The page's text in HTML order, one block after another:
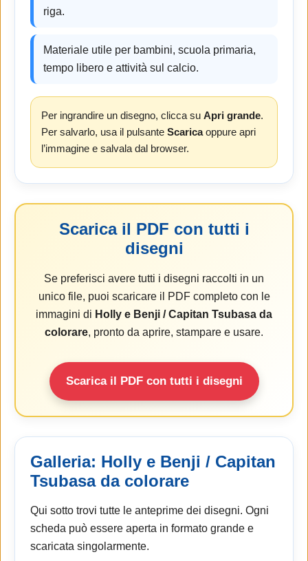
riga.
Materiale utile per bambini, scuola primaria,
tempo libero e attività sul calcio.
Per ingrandire un disegno, clicca su Apri grande.
Per salvarlo, usa il pulsante Scaricaoppure apri
l’immagine e salvala dal browser.
Scarica il PDF con tutti i
disegni
Se preferisci avere tutti i disegni raccolti in un
unico file, puoi scaricare il PDF completo con le
immagini di Holly e Benji / Capitan Tsubasa da
colorare, pronto da aprire, stampare e usare.
Scarica il PDF con tutti i disegni
Galleria: Holly e Benji / Capitan
Tsubasa da colorare
Qui sotto trovi tutte le anteprime dei disegni. Ogni
scheda può essere aperta in formato grande e
scaricata singolarmente.